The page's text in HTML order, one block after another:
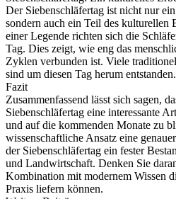
Der Siebenschläfertag ist nicht nur
sondern auch ein Teil des kulturellen
einer Legende richten sich die
Tag. Dies zeigt, wie eng das
Zyklen verbunden ist. Viele
sind um diesen Tag herum entstanden.
Fazit
Zusammenfassend lässt sich sagen,
Siebenschläfertag eine interessante
und auf die kommenden Monate zu
wissenschaftliche Ansatz eine
der Siebenschläfertag ein fester
und Landwirtschaft. Denken Sie
Kombination mit modernem Wissen
Praxis liefern können.